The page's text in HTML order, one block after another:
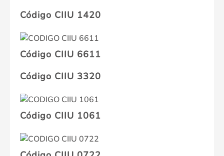
Código CIIU 1420
Código CIIU 6611
Código CIIU 3320
Código CIIU 1061